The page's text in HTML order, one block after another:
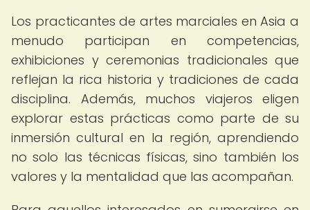
Los practicantes de artes marciales en Asia a
menudo participan en competencias,
exhibiciones y ceremonias tradicionales que
reflejan la rica historia y tradiciones de cada
disciplina. Además, muchos viajeros eligen
explorar estas prácticas como parte de su
inmersión cultural en la región, aprendiendo
no solo las técnicas físicas, sino también los
valores y la mentalidad que las acompañan.